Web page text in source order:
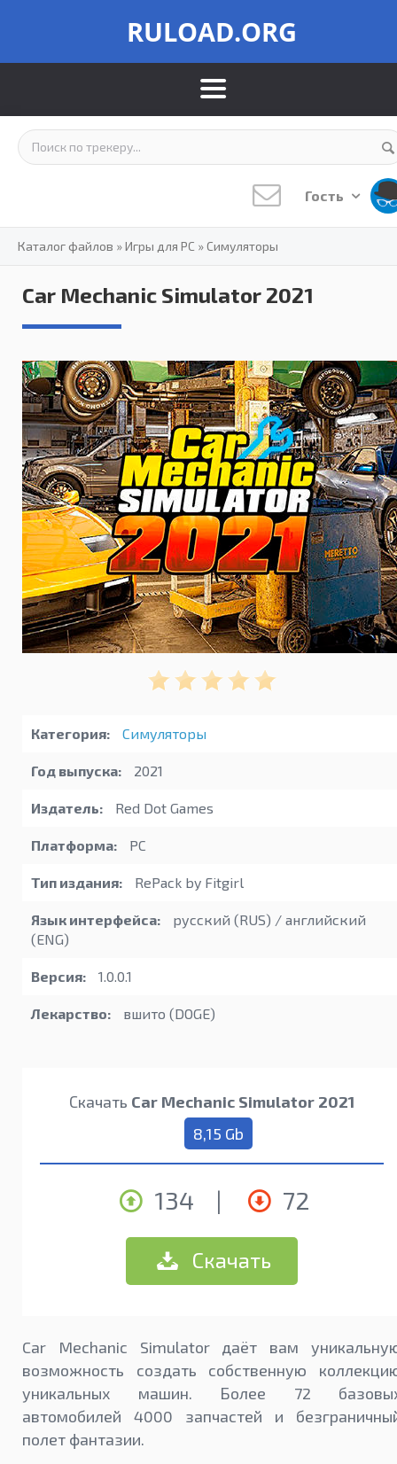
RULOAD.ORG
Гость
Каталог файлов »Игры для PC »Симуляторы
Car Mechanic Simulator 2021
Категория: Симуляторы
Год выпуска: 2021
Издатель: Red Dot Games
Платформа: PC
Тип издания: RePack by Fitgirl
Язык интерфейса:
русский (RUS) / английский
(ENG)
Версия: 1.0.0.1
Лекарство: вшито (DOGE)
Скачать Car Mechanic Simulator 2021
8,15 Gb
134 | 72
Скачать
Car Mechanic Simulator даёт вам
возможность создать собственную
уникальных машин. Более 72
автомобилей 4000 запчастей и
полет фантазии.